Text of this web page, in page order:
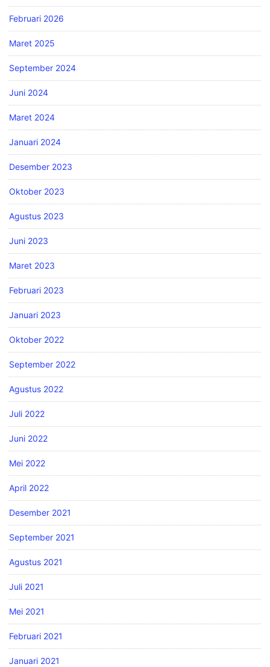
Februari 2026
Maret 2025
September 2024
Juni 2024
Maret 2024
Januari 2024
Desember 2023
Oktober 2023
Agustus 2023
Juni 2023
Maret 2023
Februari 2023
Januari 2023
Oktober 2022
September 2022
Agustus 2022
Juli 2022
Juni 2022
Mei 2022
April 2022
Desember 2021
September 2021
Agustus 2021
Juli 2021
Mei 2021
Februari 2021
Januari 2021